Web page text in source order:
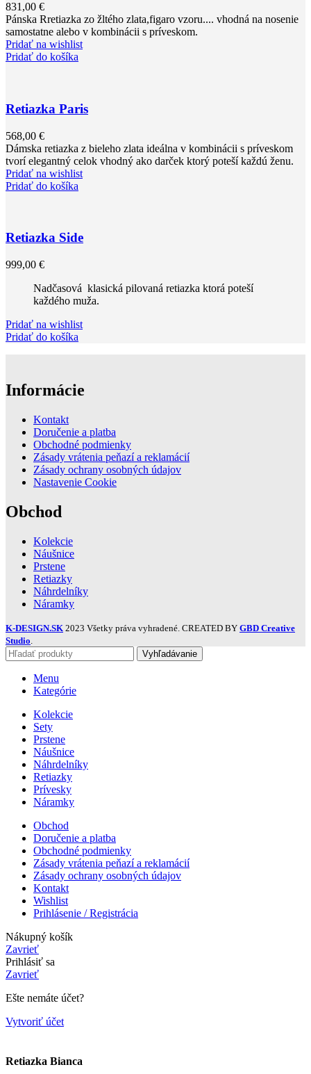
831,00 €
Pánska Rretiazka zo žltého zlata,figaro vzoru.... vhodná na nosenie
samostatne alebo v kombinácii s príveskom.
Pridať na wishlist
Pridať do košíka
Retiazka Paris
568,00 €
Dámska retiazka z bieleho zlata ideálna v kombinácii s príveskom
tvorí elegantný celok vhodný ako darček ktorý poteší každú ženu.
Pridať na wishlist
Pridať do košíka
Retiazka Side
999,00 €
Nadčasová klasická pilovaná retiazka ktorá poteší
každého muža.
Pridať na wishlist
Pridať do košíka
Informácie
Kontakt
Doručenie a platba
Obchodné podmienky
Zásady vrátenia peňazí a reklamácií
Zásady ochrany osobných údajov
Nastavenie Cookie
Obchod
Kolekcie
Náušnice
Prstene
Retiazky
Náhrdelníky
Náramky
K-DESIGN.SK 2023 Všetky práva vyhradené. CREATED BY GBD Creative
Studio
Vyhľadávanie
Menu
Kategórie
Kolekcie
Sety
Prstene
Náušnice
Náhrdelníky
Retiazky
Prívesky
Náramky
Obchod
Doručenie a platba
Obchodné podmienky
Zásady vrátenia peňazí a reklamácií
Zásady ochrany osobných údajov
Kontakt
Wishlist
Prihlásenie / Registrácia
Nákupný košík
Zavrieť
Prihlásiť sa
Zavrieť
Ešte nemáte účet?
Vytvoriť účet
Retiazka Bianca